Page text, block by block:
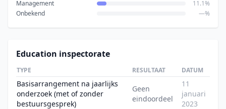
Management
11.1%
Onbekend
—%
Education inspectorate
TYPE RESULTAAT DATUM
Basisarrangement na jaarlijks
onderzoek (met of zonder
bestuursgesprek)
Geen
eindoordeel
11
januari
2023